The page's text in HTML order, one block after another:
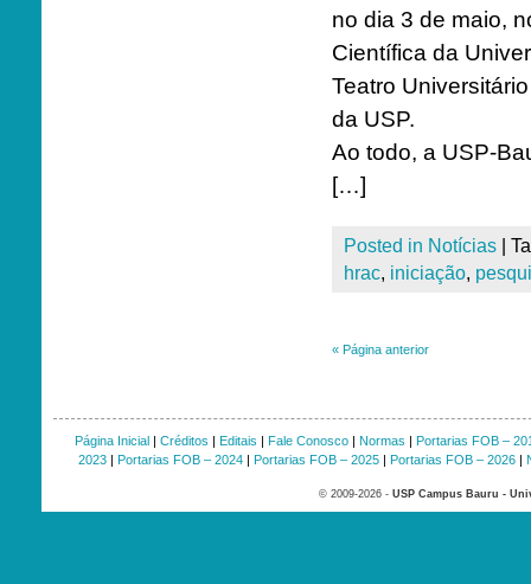
no dia 3 de maio,
Científica da
Teatro
da USP.
Ao todo, a USP-
[…]
Posted in Notícias
hrac, iniciação,
« Página anterior
Página Inicial| Créditos | Editais | Fale Conosco| Normas | Portarias FOB –
2023| Portarias FOB – 2024| Portarias FOB – 2025| Portarias FOB – 2026|
© 2009-2026 - USP Campus Bauru -